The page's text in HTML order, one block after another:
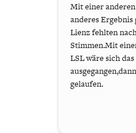
Mit einer
anderes Ergebnis
Lienz fehlten
Stimmen.Mit
LSL wäre sich
gelaufen.